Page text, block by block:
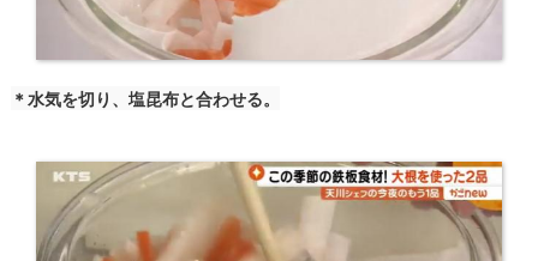
＊水気を切り、塩昆布と合わせる。